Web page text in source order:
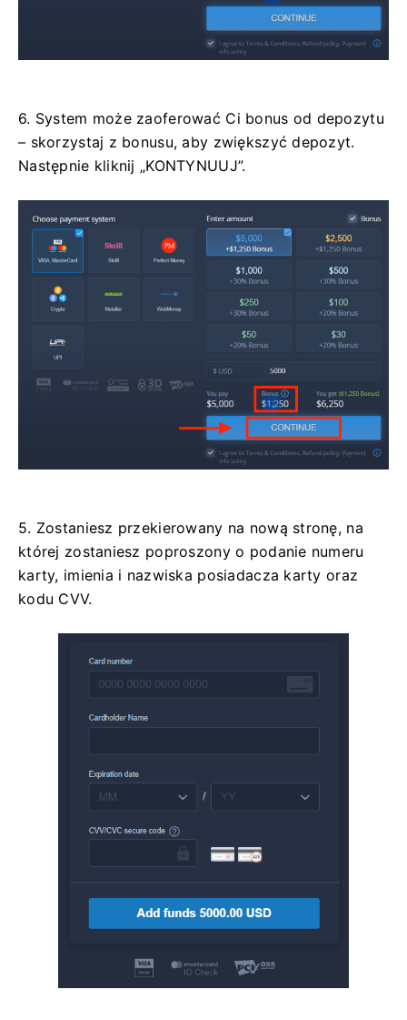
6. System może zaoferować Ci bonus od depozytu
– skorzystaj z bonusu, aby zwiększyć depozyt.
Następnie kliknij „KONTYNUUJ”.
5. Zostaniesz przekierowany na nową stronę, na
której zostaniesz poproszony o podanie numeru
karty, imienia i nazwiska posiadacza karty oraz
kodu CVV.